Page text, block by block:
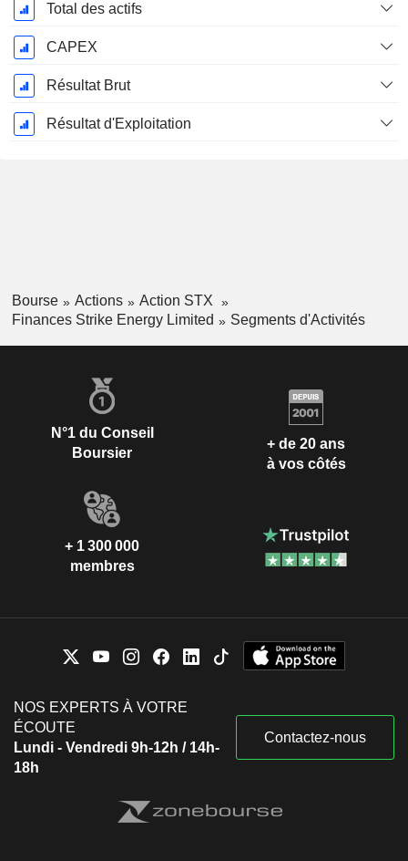
Total des actifs
CAPEX
Résultat Brut
Résultat d'Exploitation
Bourse Actions
Action STX
Finances Strike Energy Limited
Segments d'Activités
N°1 du Conseil
Boursier
+ de 20 ans
à vos côtés
+ 1 300 000
membres
NOS EXPERTS À VOTRE
ÉCOUTE
Lundi - Vendredi 9h-12h / 14h-
18h
Contactez-nous